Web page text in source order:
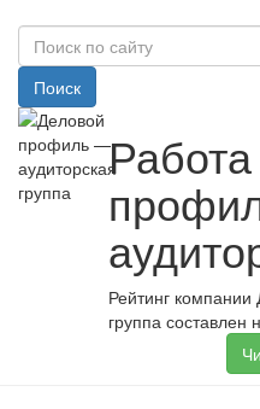
Поиск
Рейтинг
группа составлен